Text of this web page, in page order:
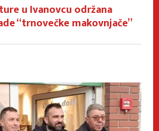
u Ivanovcu održana
“trnovečke makovnjače”